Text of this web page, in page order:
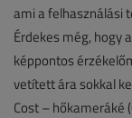
ami a felhasználási
Érdekes még, hogy
képpontos
vetített ára sokkal
Cost – hőkameráké